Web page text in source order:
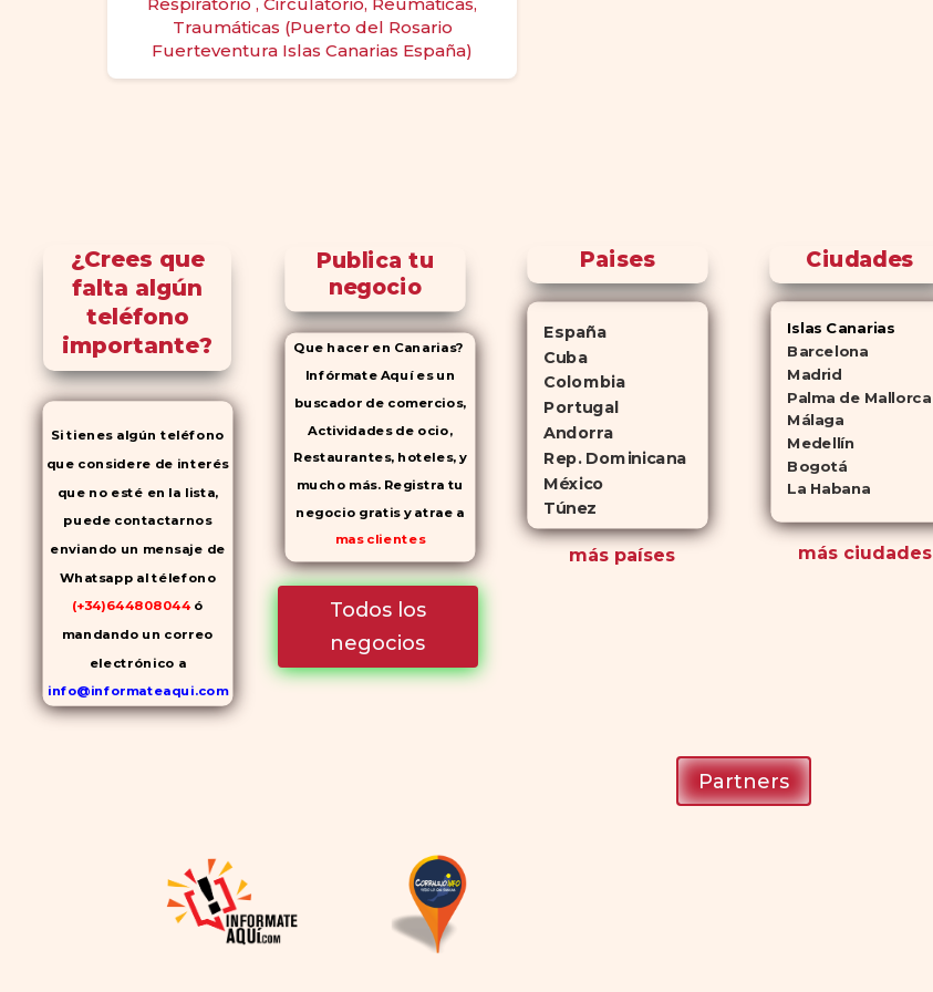
Traumáticas (Puerto del Rosario
Fuerteventura Islas Canarias España)
¿Crees que
falta algún
teléfono
importante?
Si tienes algún teléfono
que considere de interés
que no esté en la lista,
puede contactarnos
enviando un mensaje de
Whatsapp al télefono
(+34)644808044 ó
mandando un correo
electrónico a
info@informateaqui.com
Mientras que antes la
permitido la producción de
alternativas genéricas tanto
Publica tu
negocio
Que hacer en Canarias?
Infórmate Aquí es un
buscador de comercios,
Actividades de ocio,
Restaurantes, hoteles, y
mucho más. Registra tu
negocio gratis y atrae a
mas clientes
Todos los
negocios
Paises
España
Cuba
Colombia
Portugal
Andorra
Rep. Dominicana
México
Túnez
más países
Ciudades
Islas Canarias
Barcelona
Madrid
Palma de Mallorca
Málaga
Medellín
Bogotá
La Habana
más ciudades
Partners